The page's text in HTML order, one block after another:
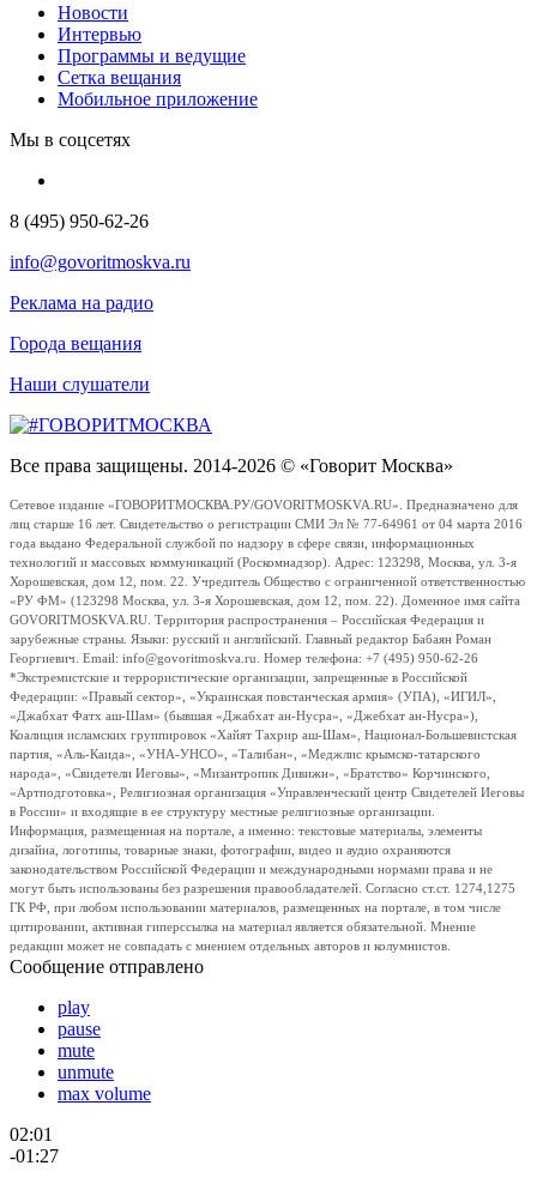
Новости
Интервью
Программы и ведущие
Сетка вещания
Мобильное приложение
Мы в соцсетях
8 (495) 950-62-26
info@govoritmoskva.ru
Реклама на радио
Города вещания
Наши слушатели
Все права защищены. 2014-2026 © «Говорит Москва»
Сетевое издание «ГОВОРИТМОСКВА.РУ/GOVORITMOSKVA.RU». Предназначено для
лиц старше 16 лет. Свидетельство о регистрации СМИ Эл № 77-64961 от 04 марта 2016
года выдано Федеральной службой по надзору в сфере связи, информационных
технологий и массовых коммуникаций (Роскомнадзор). Адрес: 123298, Москва, ул. 3-я
Хорошевская, дом 12, пом. 22. Учредитель Общество с ограниченной ответственностью
«РУ ФМ» (123298 Москва, ул. 3-я Хорошевская, дом 12, пом. 22). Доменное имя сайта
GOVORITMOSKVA.RU. Территория распространения – Российская Федерация и
зарубежные страны. Языки: русский и английский. Главный редактор Бабаян Роман
Георгиевич. Email: info@govoritmoskva.ru. Номер телефона: +7 (495) 950-62-26
*Экстремистские и террористические организации, запрещенные в Российской
Федерации: «Правый сектор», «Украинская повстанческая армия» (УПА), «ИГИЛ»,
«Джабхат Фатх аш-Шам» (бывшая «Джабхат ан-Нусра», «Джебхат ан-Нусра»),
Коалиция исламских группировок «Хайят Тахрир аш-Шам», Национал-Большевистская
партия, «Аль-Каида», «УНА-УНСО», «Талибан», «Меджлис крымско-татарского
народа», «Свидетели Иеговы», «Мизантропик Дивижн», «Братство» Корчинского,
«Артподготовка», Религиозная организация «Управленческий центр Свидетелей Иеговы
в России» и входящие в ее структуру местные религиозные организации.
Информация, размещенная на портале, а именно: текстовые материалы, элементы
дизайна, логотипы, товарные знаки, фотографии, видео и аудио охраняются
законодательством Российской Федерации и международными нормами права и не
могут быть использованы без разрешения правообладателей. Согласно ст.ст. 1274,1275
ГК РФ, при любом использовании материалов, размещенных на портале, в том числе
цитировании, активная гиперссылка на материал является обязательной. Мнение
редакции может не совпадать с мнением отдельных авторов и колумнистов.
Сообщение отправлено
play
pause
mute
unmute
max volume
02:01
-01:27